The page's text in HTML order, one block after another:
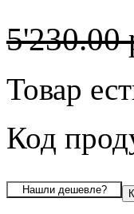
5'230.00
Товар
Код